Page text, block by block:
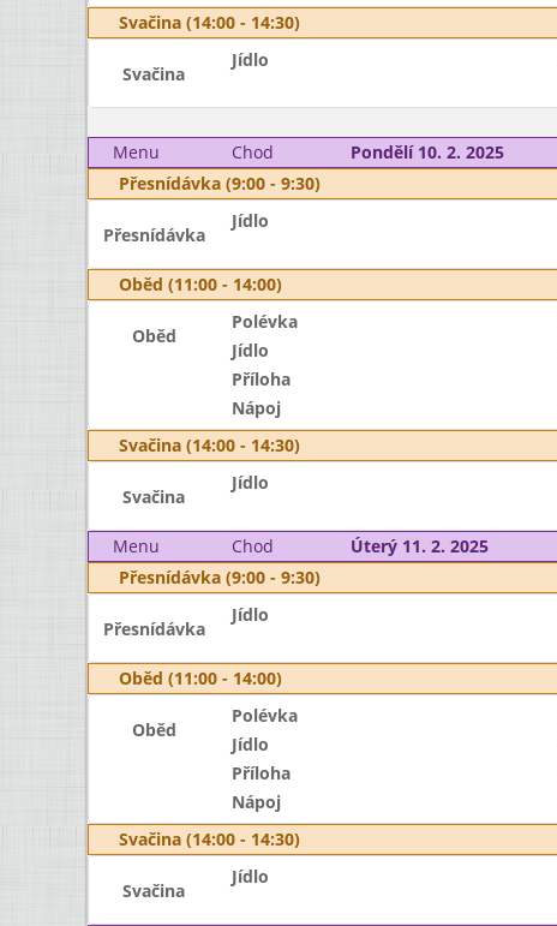
Svačina (14:00 - 14:30)
Svačina
Jídlo
Menu
Chod Pondělí 10. 2. 2025
Přesnídávka (9:00 - 9:30)
Přesnídávka
Jídlo
Oběd (11:00 - 14:00)
Oběd
Polévka
Jídlo
Příloha
Nápoj
Svačina (14:00 - 14:30)
Svačina
Jídlo
Menu Chod Úterý 11. 2. 2025
Přesnídávka (9:00 - 9:30)
Přesnídávka
Jídlo
Oběd (11:00 - 14:00)
Oběd
Polévka
Jídlo
Příloha
Nápoj
Svačina (14:00 - 14:30)
Svačina
Jídlo